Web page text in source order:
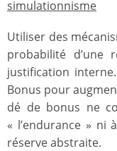
simulationnisme
Utiliser des
probabilité d’une
justification
Bonus pour
dé de bonus ne
« l’endurance » ni
réserve abstraite.